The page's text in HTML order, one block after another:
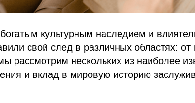
культурным наследием и
свой след в различных областях: от
рассмотрим нескольких из наиболее
и вклад в мировую историю